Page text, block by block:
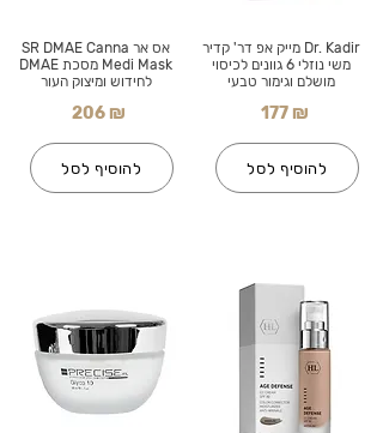
אס אר SR DMAE Canna
Medi Mask מסכת DMAE
לחידוש ומיצוק העור
206 ₪
להוסיף לסל
Dr. Kadir מייק אפ דר' קדיר
משי נוזלי 6 גוונים לכיסוי
מושלם וגימור טבעי
177 ₪
להוסיף לסל